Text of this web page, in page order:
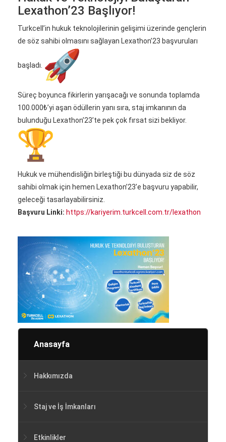
Lexathon’23 Başlıyor!
Turkcell’in hukuk teknolojilerinin gelişimi üzerinde gençlerin
de söz sahibi olmasını sağlayan Lexathon’23 başvuruları
başladı.
Süreç boyunca fikirlerin yarışacağı ve sonunda toplamda
100.000₺’yi aşan ödüllerin yanı sıra, staj imkanının da
bulunduğu Lexathon’23’te pek çok fırsat sizi bekliyor.
Hukuk ve mühendisliğin birleştiği bu dünyada siz de söz
sahibi olmak için hemen Lexathon’23’e başvuru yapabilir,
geleceği tasarlayabilirsiniz.
Başvuru Linki: https://kariyerim. turkcell.com.tr/lexathon
Anasayfa
Hakkımızda
Staj ve İş İmkanları
Etkinlikler